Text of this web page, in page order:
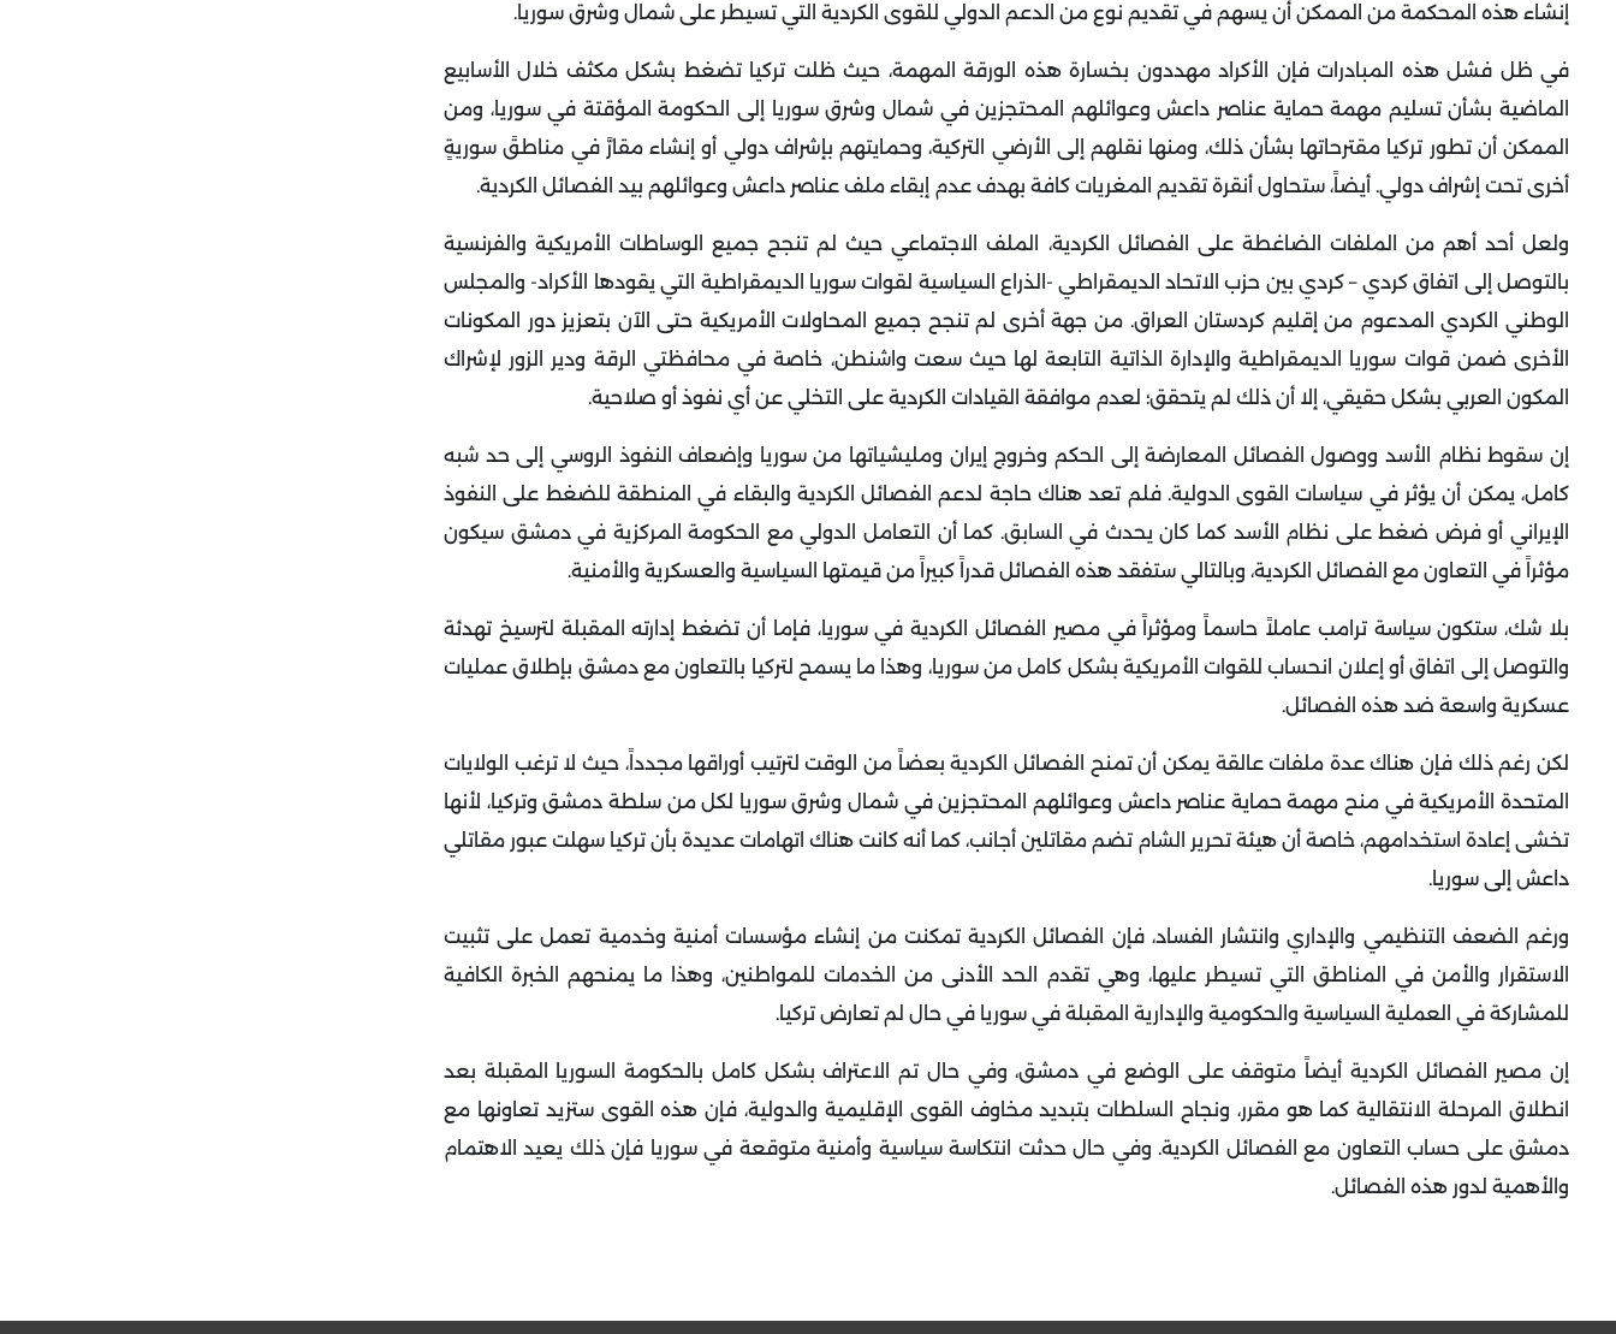
إنشاء هذه المحكمة من الممكن أن يسهم في تقديم نوع من الدعم الدولي للقوى الكردية التي تسيطر على شمال وشرق سوريا.
في ظل فشل هذه المبادرات فإن الأكراد مهددون بخسارة هذه الورقة المهمة، حيث ظلت تركيا تضغط بشكل مكثف خلال الأسابيع
الماضية بشأن تسليم مهمة حماية عناصر داعش وعوائلهم المحتجزين في شمال وشرق سوريا إلى الحكومة المؤقتة في سوريا، ومن
الممكن أن تطور تركيا مقترحاتها بشأن ذلك، ومنها نقلهم إلى الأرضي التركية، وحمايتهم بإشراف دولي أو إنشاء مقارَّ في مناطقَ سوريةٍ
أخرى تحت إشراف دولي. أيضاً، ستحاول أنقرة تقديم المغريات كافة بهدف عدم إبقاء ملف عناصر داعش وعوائلهم بيد الفصائل الكردية.
ولعل أحد أهم من الملفات الضاغطة على الفصائل الكردية، الملف الاجتماعي حيث لم تنجح جميع الوساطات الأمريكية والفرنسية
بالتوصل إلى اتفاق كردي – كردي بين حزب الاتحاد الديمقراطي -الذراع السياسية لقوات سوريا الديمقراطية التي يقودها الأكراد- والمجلس
الوطني الكردي المدعوم من إقليم كردستان العراق. من جهة أخرى لم تنجح جميع المحاولات الأمريكية حتى الآن بتعزيز دور المكونات
الأخرى ضمن قوات سوريا الديمقراطية والإدارة الذاتية التابعة لها حيث سعت واشنطن، خاصة في محافظتي الرقة ودير الزور لإشراك
المكون العربي بشكل حقيقي، إلا أن ذلك لم يتحقق؛ لعدم موافقة القيادات الكردية على التخلي عن أي نفوذ أو صلاحية.
إن سقوط نظام الأسد ووصول الفصائل المعارضة إلى الحكم وخروج إيران ومليشياتها من سوريا وإضعاف النفوذ الروسي إلى حد شبه
كامل، يمكن أن يؤثر في سياسات القوى الدولية. فلم تعد هناك حاجة لدعم الفصائل الكردية والبقاء في المنطقة للضغط على النفوذ
الإيراني أو فرض ضغط على نظام الأسد كما كان يحدث في السابق. كما أن التعامل الدولي مع الحكومة المركزية في دمشق سيكون
مؤثراً في التعاون مع الفصائل الكردية، وبالتالي ستفقد هذه الفصائل قدراً كبيراً من قيمتها السياسية والعسكرية والأمنية.
بلا شك، ستكون سياسة ترامب عاملاً حاسماً ومؤثراً في مصير الفصائل الكردية في سوريا، فإما أن تضغط إدارته المقبلة لترسيخ تهدئة
والتوصل إلى اتفاق أو إعلان انحساب للقوات الأمريكية بشكل كامل من سوريا، وهذا ما يسمح لتركيا بالتعاون مع دمشق بإطلاق عمليات
عسكرية واسعة ضد هذه الفصائل.
لكن رغم ذلك فإن هناك عدة ملفات عالقة يمكن أن تمنح الفصائل الكردية بعضاً من الوقت لترتيب أوراقها مجدداً، حيث لا ترغب الولايات
المتحدة الأمريكية في منح مهمة حماية عناصر داعش وعوائلهم المحتجزين في شمال وشرق سوريا لكل من سلطة دمشق وتركيا، لأنها
تخشى إعادة استخدامهم، خاصة أن هيئة تحرير الشام تضم مقاتلين أجانب، كما أنه كانت هناك اتهامات عديدة بأن تركيا سهلت عبور مقاتلي
داعش إلى سوريا.
ورغم الضعف التنظيمي والإداري وانتشار الفساد، فإن الفصائل الكردية تمكنت من إنشاء مؤسسات أمنية وخدمية تعمل على تثبيت
الاستقرار والأمن في المناطق التي تسيطر عليها، وهي تقدم الحد الأدنى من الخدمات للمواطنين، وهذا ما يمنحهم الخبرة الكافية
للمشاركة في العملية السياسية والحكومية والإدارية المقبلة في سوريا في حال لم تعارض تركيا.
إن مصير الفصائل الكردية أيضاً متوقف على الوضع في دمشق، وفي حال تم الاعتراف بشكل كامل بالحكومة السوريا المقبلة بعد
انطلاق المرحلة الانتقالية كما هو مقرر، ونجاح السلطات بتبديد مخاوف القوى الإقليمية والدولية، فإن هذه القوى ستزيد تعاونها مع
دمشق على حساب التعاون مع الفصائل الكردية. وفي حال حدثت انتكاسة سياسية وأمنية متوقعة في سوريا فإن ذلك يعيد الاهتمام
والأهمية لدور هذه الفصائل.